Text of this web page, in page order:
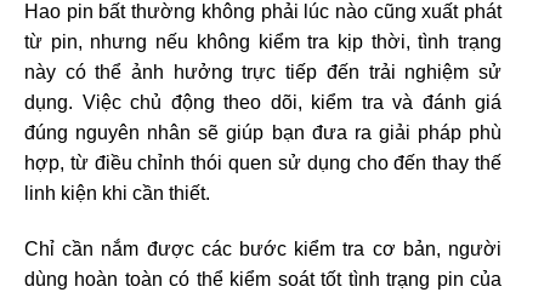
Hao pin bất thường không phải lúc nào cũng xuất phát
từ pin, nhưng nếu không kiểm tra kịp thời, tình trạng
này có thể ảnh hưởng trực tiếp đến trải nghiệm sử
dụng. Việc chủ động theo dõi, kiểm tra và đánh giá
đúng nguyên nhân sẽ giúp bạn đưa ra giải pháp phù
hợp, từ điều chỉnh thói quen sử dụng cho đến thay thế
linh kiện khi cần thiết.
Chỉ cần nắm được các bước kiểm tra cơ bản, người
dùng hoàn toàn có thể kiểm soát tốt tình trạng pin của